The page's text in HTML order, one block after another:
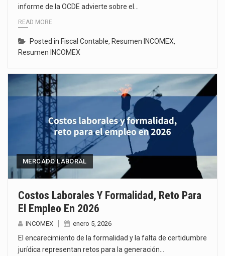
informe de la OCDE advierte sobre el…
READ MORE
Posted in Fiscal Contable, Resumen INCOMEX,
Resumen INCOMEX
MERCADO LABORAL
Costos Laborales Y Formalidad, Reto Para
El Empleo En 2026
INCOMEX enero 5, 2026
El encarecimiento de la formalidad y la falta de certidumbre
jurídica representan retos para la generación…